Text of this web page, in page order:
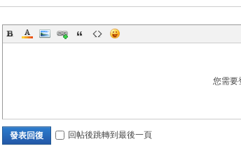
您需要
發表回復 回帖後跳轉到最後一頁